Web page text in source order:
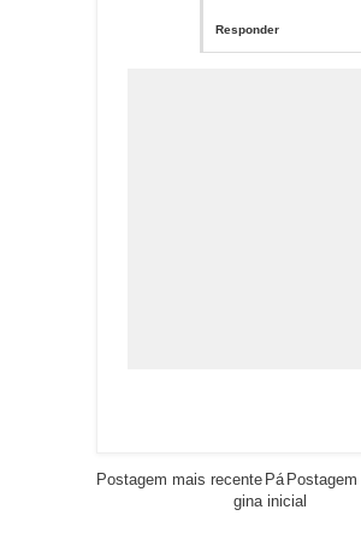
Responder
Postagem mais recente Pá
gina inicial